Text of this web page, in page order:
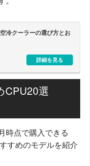
冷クーラーの選び方とお
詳細を見る
CPU20選
時点で購入できる
すめのモデルを紹介